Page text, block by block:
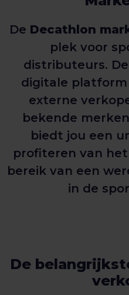
De Decathlon
plek voor
distributeurs.
digitale
externe
bekende
biedt jou een
profiteren van
bereik van een
in de
De